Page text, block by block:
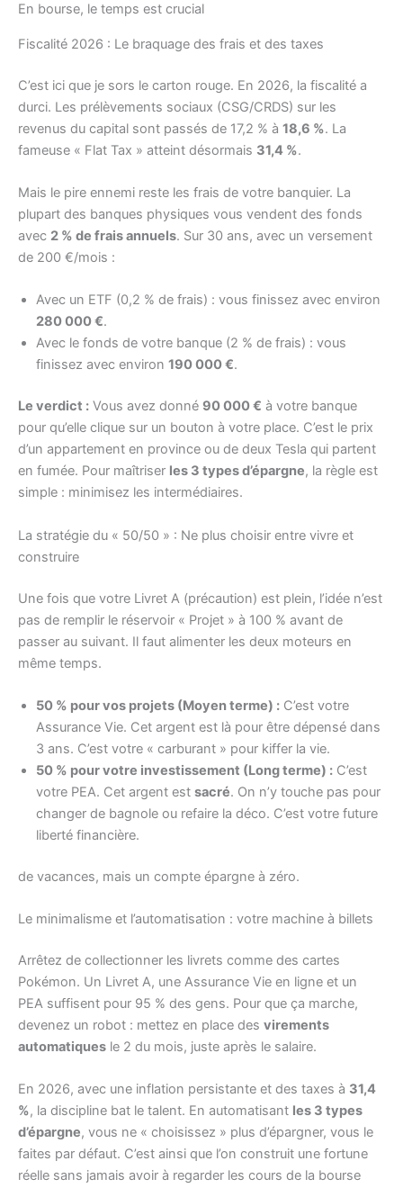
En bourse, le temps est crucial
Fiscalité 2026 : Le braquage des frais et des taxes
C’est ici que je sors le carton rouge. En 2026, la fiscalité a
durci. Les prélèvements sociaux (CSG/CRDS) sur les
revenus du capital sont passés de 17,2 % à 18,6 %. La
fameuse « Flat Tax » atteint désormais 31,4 %.
Mais le pire ennemi reste les frais de votre banquier. La
plupart des banques physiques vous vendent des fonds
avec 2 % de frais annuels. Sur 30 ans, avec un versement
de 200 €/mois :
Avec un ETF (0,2 % de frais) : vous finissez avec environ
280 000 €.
Avec le fonds de votre banque (2 % de frais) : vous
finissez avec environ 190 000 €.
Le verdict : Vous avez donné 90 000 € à votre banque
pour qu’elle clique sur un bouton à votre place. C’est le prix
d’un appartement en province ou de deux Tesla qui partent
en fumée. Pour maîtriser les 3 types d’épargne, la règle est
simple : minimisez les intermédiaires.
La stratégie du « 50/50 » : Ne plus choisir entre vivre et
construire
Une fois que votre Livret A (précaution) est plein, l’idée n’est
pas de remplir le réservoir « Projet » à 100 % avant de
passer au suivant. Il faut alimenter les deux moteurs en
même temps.
50 % pour vos projets (Moyen terme) : C’est votre
Assurance Vie. Cet argent est là pour être dépensé dans
3 ans. C’est votre « carburant » pour kiffer la vie.
50 % pour votre investissement (Long terme) : C’est
votre PEA. Cet argent est sacré. On n’y touche pas pour
changer de bagnole ou refaire la déco. C’est votre future
liberté financière.
de vacances, mais un compte épargne à zéro.
Le minimalisme et l’automatisation : votre machine à billets
Arrêtez de collectionner les livrets comme des cartes
Pokémon. Un Livret A, une Assurance Vie en ligne et un
PEA suffisent pour 95 % des gens. Pour que ça marche,
devenez un robot : mettez en place des virements
automatiques le 2 du mois, juste après le salaire.
En 2026, avec une inflation persistante et des taxes à 31,4
%, la discipline bat le talent. En automatisant les 3 types
d’épargne, vous ne « choisissez » plus d’épargner, vous le
faites par défaut. C’est ainsi que l’on construit une fortune
réelle sans jamais avoir à regarder les cours de la bourse